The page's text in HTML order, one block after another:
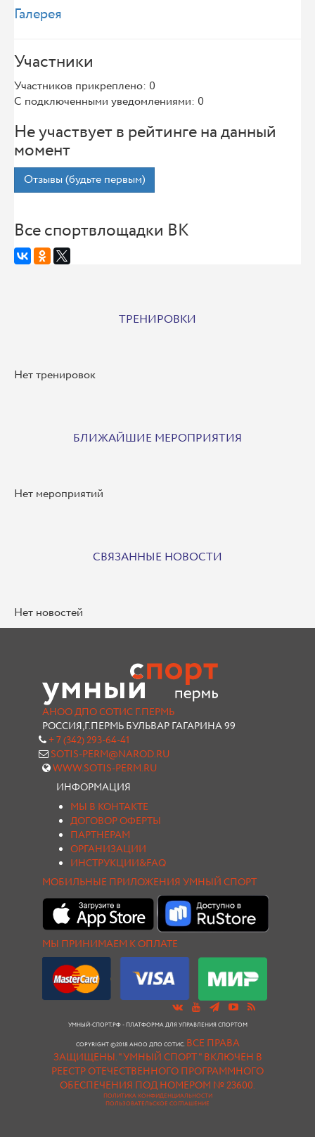
Галерея
Участники
Участников прикреплено: 0
С подключенными уведомлениями: 0
Не участвует в рейтинге на данный
момент
Отзывы (будьте первым)
Все спортвлощадки ВК
ТРЕНИРОВКИ
Нет тренировок
БЛИЖАЙШИЕ МЕРОПРИЯТИЯ
Нет мероприятий
СВЯЗАННЫЕ НОВОСТИ
Нет новостей
АНОО ДПО СОТИС Г.ПЕРМЬ
РОССИЯ,Г.ПЕРМЬ БУЛЬВАР ГАГАРИНА 99
+ 7 (342) 293-64-41
SOTIS-PERM@NAROD.RU
WWW.SOTIS-PERM.RU
ИНФОРМАЦИЯ
МЫ В КОНТАКТЕ
ДОГОВОР ОФЕРТЫ
ПАРТНЕРАМ
ОРГАНИЗАЦИИ
ИНСТРУКЦИИ&FAQ
МОБИЛЬНЫЕ ПРИЛОЖЕНИЯ УМНЫЙ СПОРТ
МЫ ПРИНИМАЕМ К ОПЛАТЕ
УМНЫЙ-СПОРТ.РФ - ПЛАТФОРМА ДЛЯ УПРАВЛЕНИЯ СПОРТОМ
COPYRIGHT ©2018 АНОО ДПО СОТИС. ВСЕ ПРАВА
ЗАЩИЩЕНЫ."УМНЫЙ СПОРТ " ВКЛЮЧЕН В
РЕЕСТР ОТЕЧЕСТВЕННОГО ПРОГРАММНОГО
ОБЕСПЕЧЕНИЯ ПОД НОМЕРОМ № 23600.
ПОЛИТИКА КОНФИДЕНЦИАЛЬНОСТИ
ПОЛЬЗОВАТЕЛЬСКОЕ СОГЛАШЕНИЕ